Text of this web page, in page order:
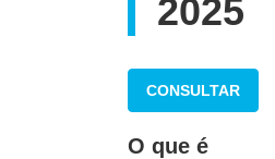
2025
CONSULTAR
O que é